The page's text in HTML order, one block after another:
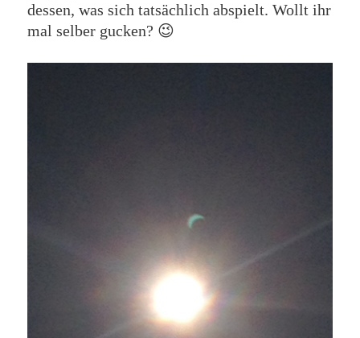
dessen, was sich tatsächlich abspielt. Wollt ihr
mal selber gucken? 😉